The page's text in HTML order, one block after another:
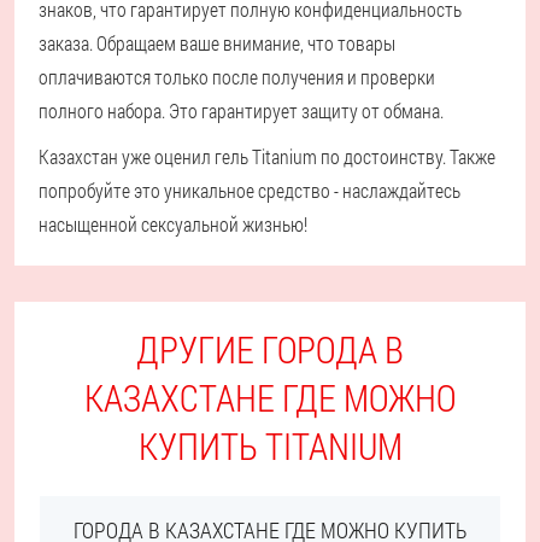
знаков, что гарантирует полную конфиденциальность
заказа. Обращаем ваше внимание, что товары
оплачиваются только после получения и проверки
полного набора. Это гарантирует защиту от обмана.
Казахстан уже оценил гель Titanium по достоинству. Также
попробуйте это уникальное средство - наслаждайтесь
насыщенной сексуальной жизнью!
ДРУГИЕ ГОРОДА В
КАЗАХСТАНЕ ГДЕ МОЖНО
КУПИТЬ TITANIUM
ГОРОДА В КАЗАХСТАНЕ ГДЕ МОЖНО КУПИТЬ